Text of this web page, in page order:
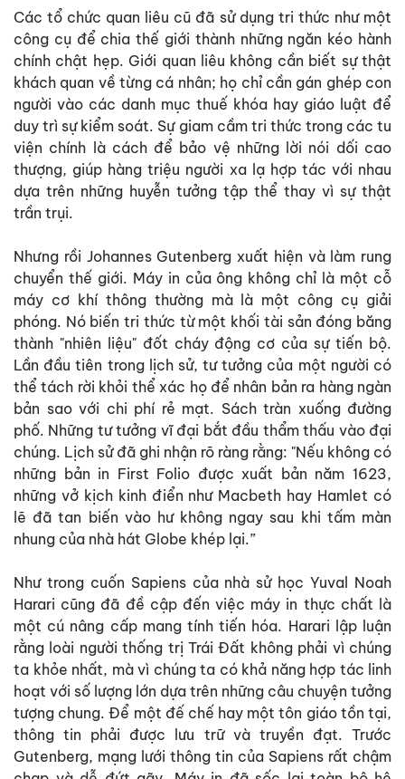
Các tổ chức quan liêu cũ đã sử dụng tri thức như một
công cụ để chia thế giới thành những ngăn kéo hành
chính chật hẹp. Giới quan liêu không cần biết sự thật
khách quan về từng cá nhân; họ chỉ cần gán ghép con
người vào các danh mục thuế khóa hay giáo luật để
duy trì sự kiểm soát. Sự giam cầm tri thức trong các tu
viện chính là cách để bảo vệ những lời nói dối cao
thượng, giúp hàng triệu người xa lạ hợp tác với nhau
dựa trên những huyễn tưởng tập thể thay vì sự thật
trần trụi.
Nhưng rồi Johannes Gutenberg xuất hiện và làm rung
chuyển thế giới. Máy in của ông không chỉ là một cỗ
máy cơ khí thông thường mà là một công cụ giải
phóng. Nó biến tri thức từ một khối tài sản đóng băng
thành "nhiên liệu" đốt cháy động cơ của sự tiến bộ.
Lần đầu tiên trong lịch sử, tư tưởng của một người có
thể tách rời khỏi thể xác họ để nhân bản ra hàng ngàn
bản sao với chi phí rẻ mạt. Sách tràn xuống đường
phố. Những tư tưởng vĩ đại bắt đầu thẩm thấu vào đại
chúng. Lịch sử đã ghi nhận rõ ràng rằng: "Nếu không có
những bản in First Folio được xuất bản năm 1623,
những vở kịch kinh điển như Macbeth hay Hamlet có
lẽ đã tan biến vào hư không ngay sau khi tấm màn
nhung của nhà hát Globe khép lại.”
Như trong cuốn Sapiens của nhà sử học Yuval Noah
Harari cũng đã đề cập đến việc máy in thực chất là
một cú nâng cấp mang tính tiến hóa. Harari lập luận
rằng loài người thống trị Trái Đất không phải vì chúng
ta khỏe nhất, mà vì chúng ta có khả năng hợp tác linh
hoạt với số lượng lớn dựa trên những câu chuyện tưởng
tượng chung. Để một đế chế hay một tôn giáo tồn tại,
thông tin phải được lưu trữ và truyền đạt. Trước
Gutenberg, mạng lưới thông tin của Sapiens rất chậm